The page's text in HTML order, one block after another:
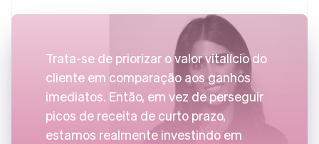
Trata-se de priorizar o valor vitalício do
cliente em comparação aos ganhos
imediatos. Então, em vez de perseguir
picos de receita de curto prazo,
estamos realmente investindo em